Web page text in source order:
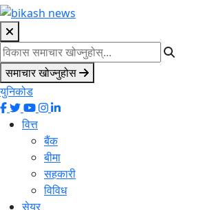
समाचार खोज्नुहोस
युनिकोड
वित्त
बैंक
बीमा
सहकारी
विविध
सेयर